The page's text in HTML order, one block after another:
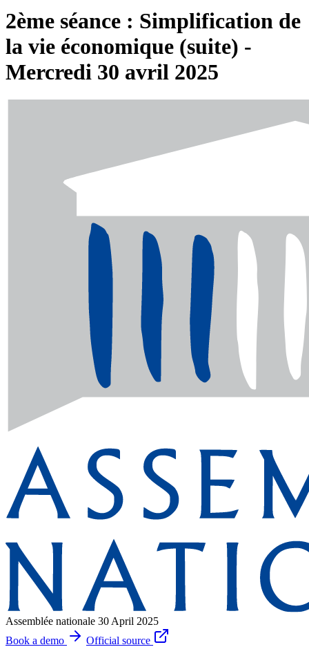
2ème séance : Simplification de
la vie économique (suite) -
Mercredi 30 avril 2025
Assemblée nationale 30 April 2025
Book a demo
Official source